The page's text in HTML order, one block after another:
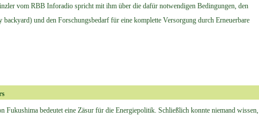
vom RBB Inforadio spricht mit ihm über die dafür notwendigen Bedingungen, den
und den Forschungsbedarf für eine komplette Versorgung durch Erneuerbare
Fukushima bedeutet eine Zäsur für die Energiepolitik. Schließlich konnte niemand wissen,